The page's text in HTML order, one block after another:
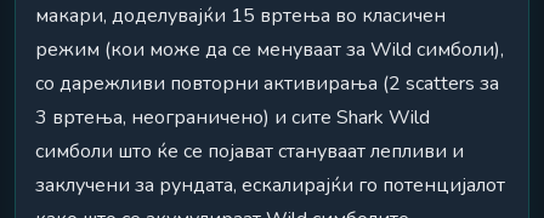
макари, доделувајќи 15 вртења во класичен
режим (кои може да се менуваат за Wild симболи),
со дарежливи повторни активирања (2 scatters за
3 вртења, неограничено) и сите Shark Wild
симболи што ќе се појават стануваат лепливи и
заклучени за рундата, ескалирајќи го потенцијалот